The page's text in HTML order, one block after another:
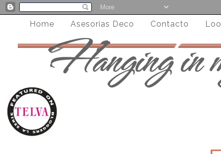
Home Asesorias Deco Contacto